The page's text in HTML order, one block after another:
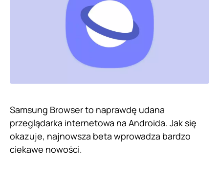
Samsung Browser to naprawdę udana
przeglądarka internetowa na Androida. Jak się
okazuje, najnowsza beta wprowadza bardzo
ciekawe nowości.